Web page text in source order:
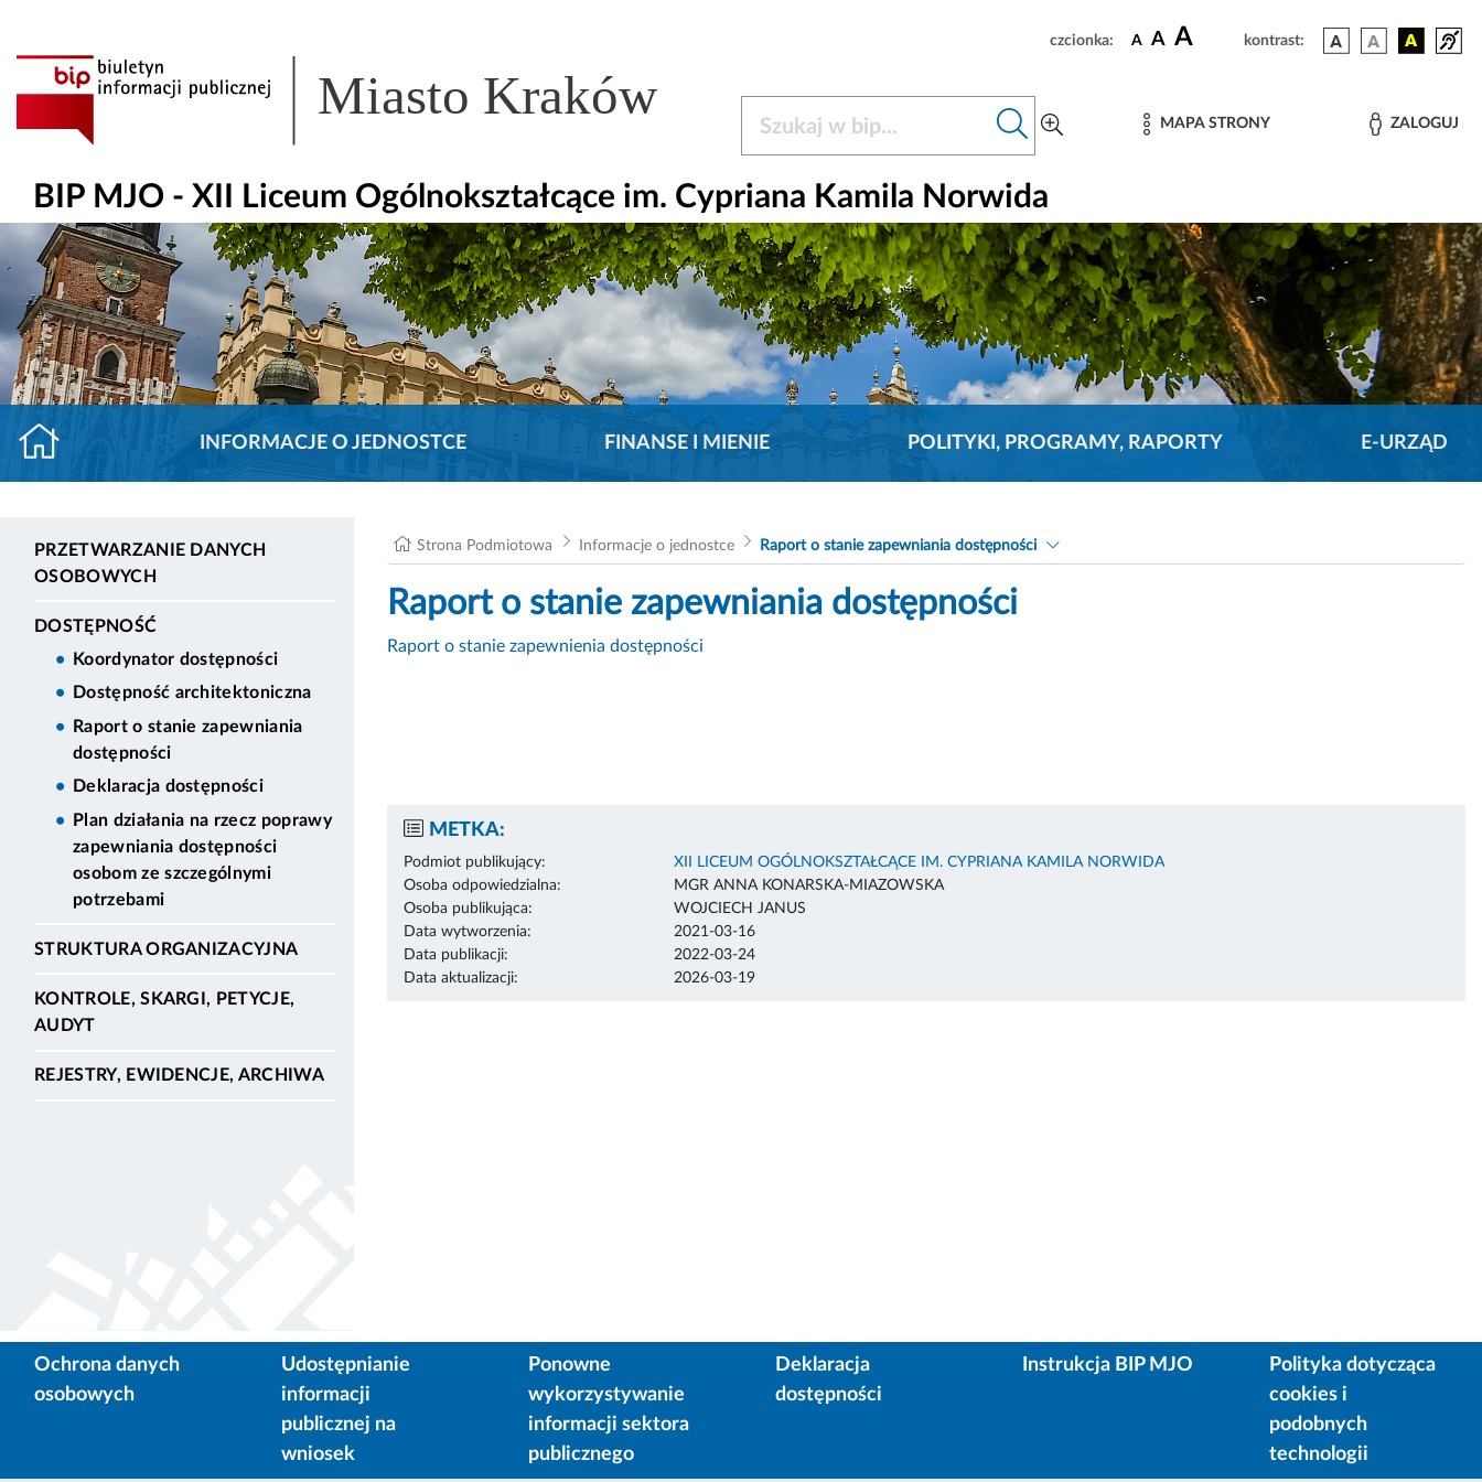
czcionka: A A A kontrast:
Miasto Kraków MAPA STRONY ZALOGUJ
BIP MJO - XII Liceum Ogólnokształcące im. Cypriana Kamila Norwida
INFORMACJE O JEDNOSTCE FINANSE I MIENIE POLITYKI, PROGRAMY, RAPORTY E-URZĄD
PRZETWARZANIE DANYCH
OSOBOWYCH
DOSTĘPNOŚĆ
Koordynator dostępności
Dostępność architektoniczna
Raport o stanie zapewniania
dostępności
Deklaracja dostępności
Plan działania na rzecz poprawy
zapewniania dostępności
osobom ze szczególnymi
potrzebami
STRUKTURA ORGANIZACYJNA
KONTROLE, SKARGI, PETYCJE,
AUDYT
REJESTRY, EWIDENCJE, ARCHIWA
Strona Podmiotowa Informacje o jednostce Raport o stanie zapewniania dostępności
Raport o stanie zapewniania dostępności
Raport o stanie zapewnienia dostępności
METKA:
Podmiot publikujący:
XII LICEUM OGÓLNOKSZTAŁCĄCE IM. CYPRIANA KAMILA NORWIDA
Osoba odpowiedzialna:
MGR ANNA KONARSKA-MIAZOWSKA
Osoba publikująca:
WOJCIECH JANUS
Data wytworzenia:
2021-03-16
Data publikacji:
2022-03-24
Data aktualizacji:
2026-03-19
Ochrona danych
osobowych
Udostępnianie
informacji
publicznej na
wniosek
Ponowne
wykorzystywanie
informacji sektora
publicznego
Deklaracja
dostępności
Instrukcja BIP MJO
Polityka dotycząca
cookies i
podobnych
technologii